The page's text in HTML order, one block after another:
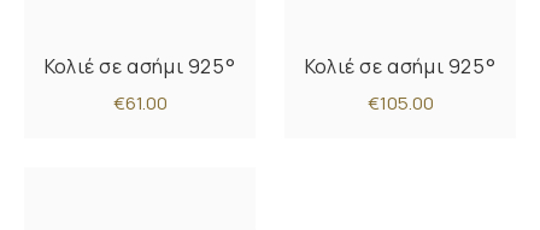
Κολιέ σε ασήμι 925°
€61.00
Κολιέ σε ασήμι 925°
€105.00